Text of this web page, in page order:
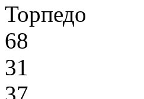
Торпедо
68
31
37